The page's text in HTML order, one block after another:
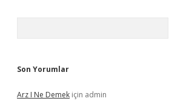
Son Yorumlar
Arz I Ne Demek için admin